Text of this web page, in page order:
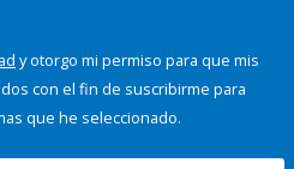
y otorgo mi permiso para que mis
con el fin de suscribirme para
que he seleccionado.